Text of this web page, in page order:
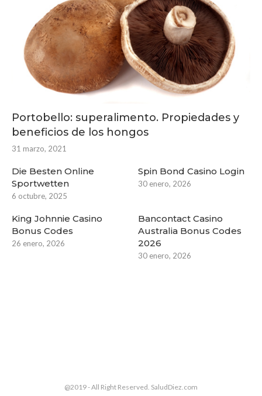
Portobello: superalimento. Propiedades y
beneficios de los hongos
31 marzo, 2021
Die Besten Online
Sportwetten
6 octubre, 2025
Spin Bond Casino Login
30 enero, 2026
King Johnnie Casino
Bonus Codes
26 enero, 2026
Bancontact Casino
Australia Bonus Codes
2026
30 enero, 2026
@2019 - All Right Reserved. SaludDiez.com